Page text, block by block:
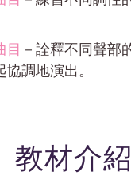
目 －詮釋不同聲部
調地演出。
教材介紹